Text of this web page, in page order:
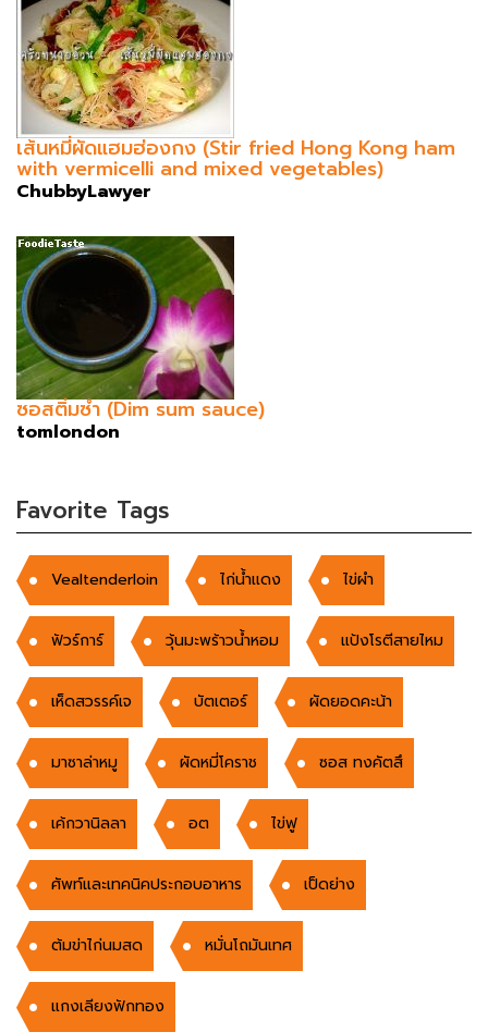
เส้นหมี่ผัดแฮมฮ่องกง (Stir fried Hong Kong ham
with vermicelli and mixed vegetables)
ChubbyLawyer
ซอสติ่มซำ (Dim sum sauce)
tomlondon
Favorite Tags
Vealtenderloin ไก่น้ำเเดง ไข่ผำ
ฟัวร์การ์ วุ้นมะพร้าวน้ำหอม แป้งโรตีสายไหม
เห็ดสวรรค์เจ บัตเตอร์ ผัดยอดคะน้า
มาซาล่าหมู ผัดหมี่โคราช ซอส ทงคัตสึ
เค้กวานิลลา อต ไข่ฟู
ศัพท์และเทคนิคประกอบอาหาร เป็ดย่าง
ต้มข่าไก่นมสด หมั่นโถมันเทศ
แกงเลียงฟักทอง